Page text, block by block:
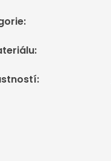
:
:
: